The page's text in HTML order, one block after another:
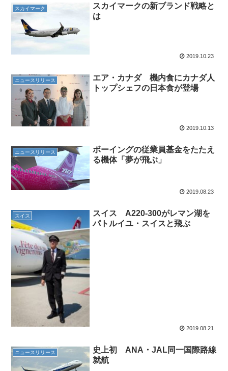
スカイマーク
スカイマークの新ブランド戦略と
は
2019.10.23
ニュースリリース
エア・カナダ 機内食にカナダ人
トップシェフの日本食が登場
2019.10.13
ニュースリリース
ボーイングの従業員基金をたたえ
る機体「夢が飛ぶ」
2019.08.23
スイス
スイス A220-300がレマン湖を
パトルイユ・スイスと飛ぶ
2019.08.21
ニュースリリース
史上初 ANA・JAL同一国際路線
就航